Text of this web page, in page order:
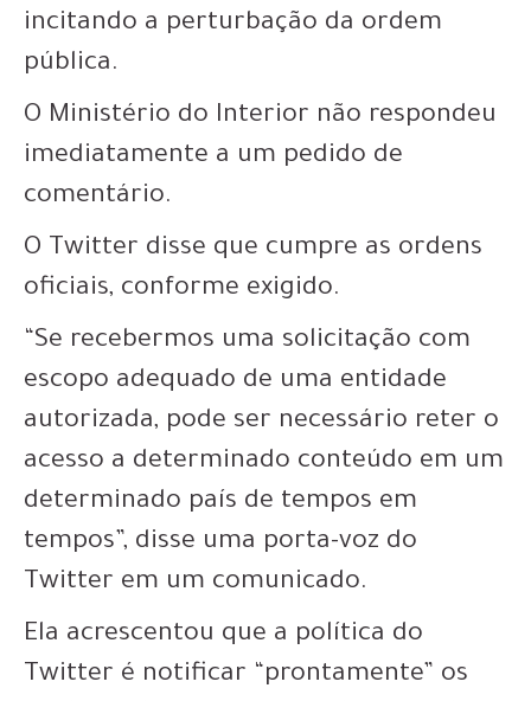
incitando a perturbação da ordem
pública.
O Ministério do Interior não respondeu
imediatamente a um pedido de
comentário.
O Twitter disse que cumpre as ordens
oficiais, conforme exigido.
“Se recebermos uma solicitação com
escopo adequado de uma entidade
autorizada, pode ser necessário reter o
acesso a determinado conteúdo em um
determinado país de tempos em
tempos”, disse uma porta-voz do
Twitter em um comunicado.
Ela acrescentou que a política do
Twitter é notificar “prontamente” os